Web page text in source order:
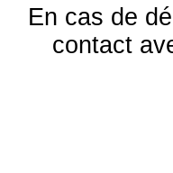
En cas de
contact